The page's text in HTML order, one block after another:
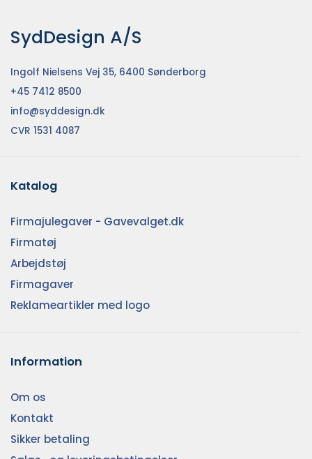
SydDesign A/S
Ingolf Nielsens Vej 35, 6400 Sønderborg
+45 7412 8500
info@syddesign.dk
CVR 1531 4087
Katalog
Firmajulegaver - Gavevalget.dk
Firmatøj
Arbejdstøj
Firmagaver
Reklameartikler med logo
Information
Om os
Kontakt
Sikker betaling